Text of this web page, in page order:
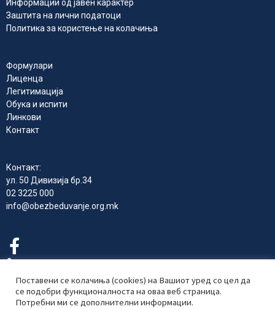
Информации од јавен карактер
Заштита на лични податоци
Политика за користење на колачиња
Формулари
Лиценца
Легитимација
Обука и испити
Линкови
Контакт
Контакт:
ул. 50 Дивизија бр.34
02 3225 000
info@obezbeduvanje.org.mk
Поставени се колачиња (cookies) на Вашиот уред со цел да
се подобри функционалноста на оваа веб страница.
Потребни ми се дополнителни информации.